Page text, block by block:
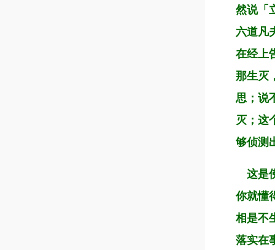
然说「
六道凡
在经上
那生灭
思；说
灭；这
够侦测
这是
你就懂
相是不
落实在